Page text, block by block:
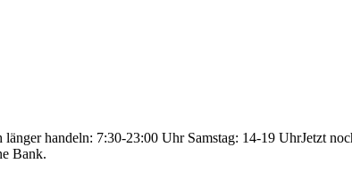
länger handeln: 7:30-23:00 Uhr Samstag: 14-19 UhrJetzt
Bank.